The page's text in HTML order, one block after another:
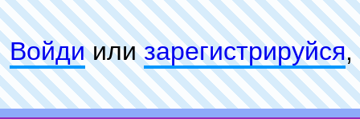
Войдиилизарeгиcтpируйся,